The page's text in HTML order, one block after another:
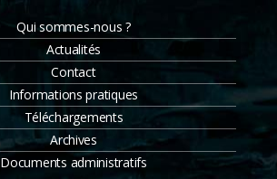
Qui sommes-nous ?
Actualités
Contact
Informations pratiques
Téléchargements
Archives
Documents administratifs